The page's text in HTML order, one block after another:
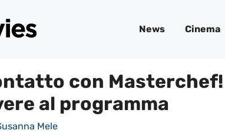
News Cinema
con Masterchef!
al programma
Mele